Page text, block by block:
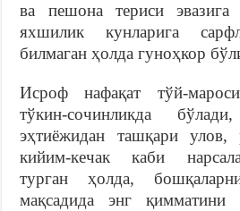
ва пешона териси эвазига
яхшилик кунларига
билмаган ҳолда гуноҳкор
Исроф нафақат тўй-
тўкин-сочинликда
эҳтиёжидан ташқари
кийим-кечак каби
турган ҳолда,
мақсадида энг